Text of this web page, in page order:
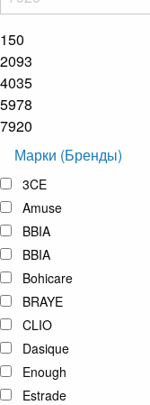
150
2093
4035
5978
7920
Марки (Бренды)
3CE
Amuse
BBIA
BBIA
Bohicare
BRAYE
CLIO
Dasique
Enough
Estrade